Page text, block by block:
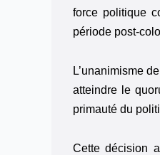
force politique
période post-
L’unanimisme
atteindre le
primauté du
Cette décision